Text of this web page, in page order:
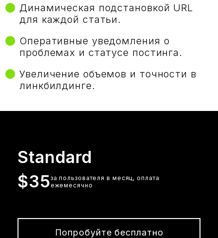
Динамическая подстановкой URL
для каждой статьи.
Оперативные уведомления о
проблемах и статусе постинга.
Увеличение объемов и точности в
линкбилдинге.
Standard
$35за пользователя в месяц, оплата
ежемесячно
Попробуйте бесплатно